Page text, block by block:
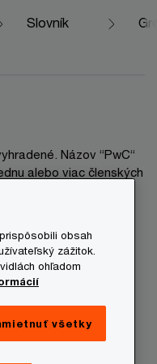
Slovník
Názov “PwC“
alebo viac členských
structure.
obsah
zážitok.
ohľadom
všetky